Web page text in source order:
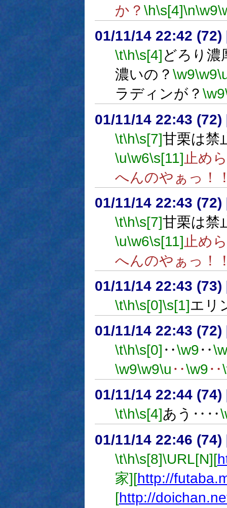
か？ \h\s[4]\n\w9
01/11/14 22:42 (72)
\t\h\s[4] どろり
濃いの？ \w9\w9
ラディンが？ \w9
01/11/14 22:43 (72)
\t\h\s[7]甘栗は禁
\u\w6\s[11] 止め
へんのやぁっ！
01/11/14 22:43 (72)
\t\h\s[7]甘栗は禁
\u\w6\s[11] 止め
へんのやぁっ！
01/11/14 22:43 (73)
\t\h\s[0]\s[1]エリ
01/11/14 22:43 (72)
\t\h\s[0] ‥\w9‥
\w9\w9\u ‥\w9‥
01/11/14 22:44 (74)
\t\h\s[4]あう‥‥
01/11/14 22:46 (74)
\t\h\s[8]\URL[N][
家][http://
[http://